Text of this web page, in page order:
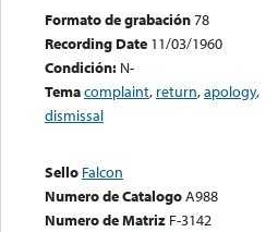
Formato de grabación78
Recording Date 11/03/1960
Condición: N-
Temacomplaint, return,apology,
dismissal
Sello Falcon
Numero de CatalogoA988
Numero de Matriz F-3142